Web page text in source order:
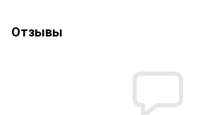
Отзывы